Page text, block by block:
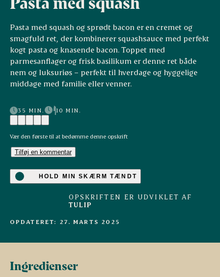
Pasta med squash og sprødt bacon er en cremet og
smagfuld ret, der kombinerer squashsauce med perfekt
kogt pasta og knasende bacon. Toppet med
parmesanflager og frisk basilikum er denne ret både
nem og luksuriøs – perfekt til hverdage og hyggelige
middage med familie eller venner.
35 MIN. 10 MIN.
Vær den første til at bedømme denne opskrift
Tilføj en kommentar
HOLD MIN SKÆRM TÆNDT
OPSKRIFTEN ER UDVIKLET AF
TULIP
OPDATERET: 27. MARTS 2025
Ingredienser